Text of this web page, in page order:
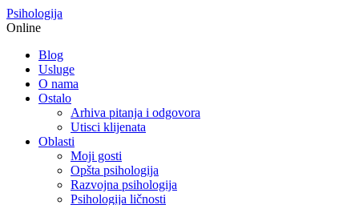
Psihologija
Online
Blog
Usluge
O nama
Ostalo
Arhiva pitanja i odgovora
Utisci klijenata
Oblasti
Moji gosti
Opšta psihologija
Razvojna psihologija
Psihologija ličnosti